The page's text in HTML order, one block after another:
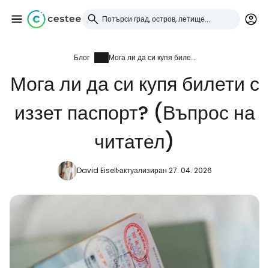
Блог Мога ли да си купя билети с иззет паспорт? (Въпрос на читател)
Мога ли да си купя билети с
иззет паспорт? (Въпрос на
читател)
David Eiseltактуализиран 27. 04. 2026
Влезте в Cestee
... световната общност на туристите
Продължете с Google
Продължете с имейл